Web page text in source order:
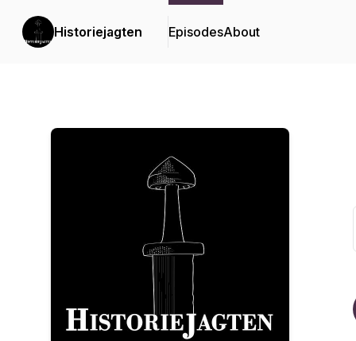
Historiejagten EpisodesAbout